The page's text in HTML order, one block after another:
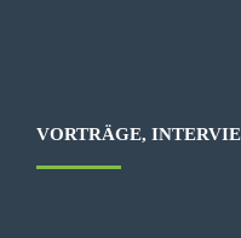
VORTRÄGE,